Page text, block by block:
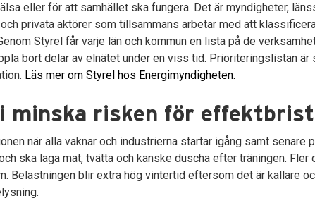
eller för att samhället ska fungera. Det är myndigheter,
och privata aktörer som tillsammans arbetar med att
Styrel får varje län och kommun en lista på de
bort delar av elnätet under en viss tid. Prioriteringslistan
Läs mer om Styrel hos Energimyndigheten.
minska risken för effektbrist
när alla vaknar och industrierna startar igång samt senare
ska laga mat, tvätta och kanske duscha efter träningen. Fler
Belastningen blir extra hög vintertid eftersom det är kallare